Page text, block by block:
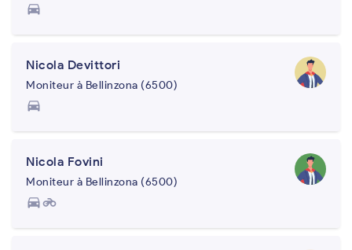
directions_car
Nicola Devittori
Moniteur à Bellinzona (6500)
directions_car
Nicola Fovini
Moniteur à Bellinzona (6500)
directions_carmotorcycle